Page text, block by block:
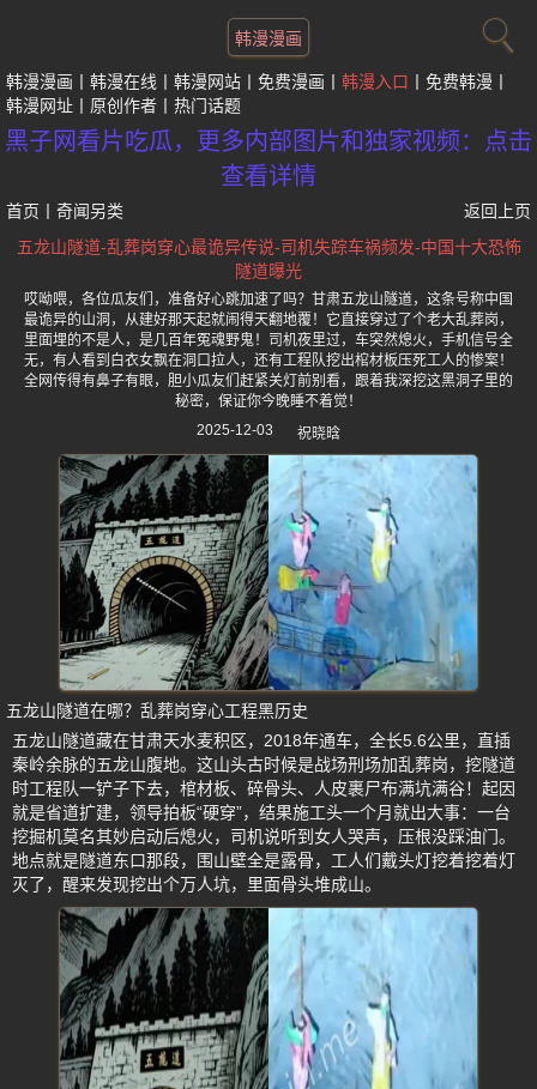
韩漫漫画
韩漫漫画 韩漫在线 韩漫网站 免费漫画 韩漫入口
免费韩漫
韩漫网址
原创作者 热门话题
黑子网看片吃瓜，更多内部图片和独家视频：点击
查看详情
首页 奇闻另类
返回上页
五龙山隧道-乱葬岗穿心最诡异传说-司机失踪车祸频发-中国十大恐怖
隧道曝光
哎呦喂，各位瓜友们，准备好心跳加速了吗？甘肃五龙山隧道，这条号称中国
最诡异的山洞，从建好那天起就闹得天翻地覆！它直接穿过了个老大乱葬岗，
里面埋的不是人，是几百年冤魂野鬼！司机夜里过，车突然熄火，手机信号全
无，有人看到白衣女飘在洞口拉人，还有工程队挖出棺材板压死工人的惨案！
全网传得有鼻子有眼，胆小瓜友们赶紧关灯前别看，跟着我深挖这黑洞子里的
秘密，保证你今晚睡不着觉！
2025-12-03
祝晓晗
五龙山隧道在哪？乱葬岗穿心工程黑历史
五龙山隧道藏在甘肃天水麦积区，2018年通车，全长5.6公里，直插
秦岭余脉的五龙山腹地。这山头古时候是战场刑场加乱葬岗，挖隧道
时工程队一铲子下去，棺材板、碎骨头、人皮裹尸布满坑满谷！起因
就是省道扩建，领导拍板“硬穿”，结果施工头一个月就出大事：一台
挖掘机莫名其妙启动后熄火，司机说听到女人哭声，压根没踩油门。
地点就是隧道东口那段，围山壁全是露骨，工人们戴头灯挖着挖着灯
灭了，醒来发现挖出个万人坑，里面骨头堆成山。